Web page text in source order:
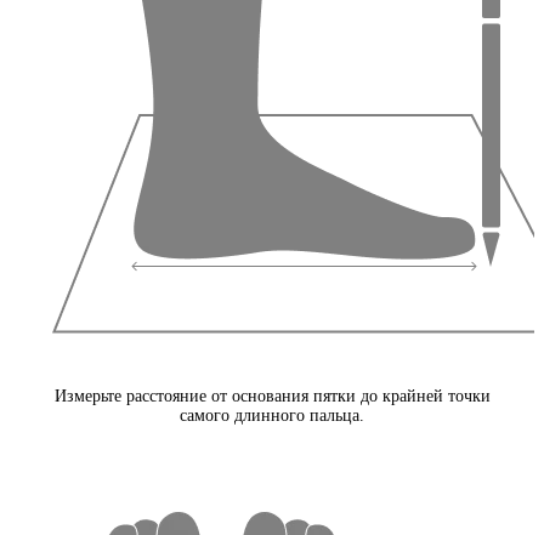
Измерьте расстояние от основания пятки до крайней точки
самого длинного пальца.